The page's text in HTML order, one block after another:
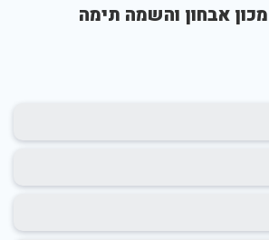
מכון אבחון והשמה תימה